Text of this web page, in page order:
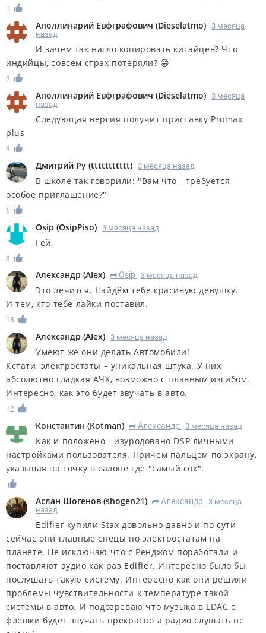
1
Аполлинарий Евфграфович (Dieselatmo)
3 месяца
назад
И зачем так нагло копировать китайцев? Что
индийцы, совсем страх потеряли? 😁
2
Аполлинарий Евфграфович (Dieselatmo)
3 месяца
назад
Следующая версия получит приставку Promax
plus
3
Дмитрий Ру (ttttttttttt) 3 месяца назад
В школе так говорили: "Вам что - требуется
особое приглашение?"
6
Osip (OsipPiso) 3 месяца назад
Гей.
3
Александр (AIex) R Osip 3 месяца назад
Это лечится. Найдём тебе красивую девушку.
И тем, кто тебе лайки поставил.
18
Александр (AIex) 3 месяца назад
Умеют же они делать Автомобили!
Кстати, электростаты – уникальная штука. У них
абсолютно гладкая АЧХ, возможно с плавным изгибом.
Интересно, как это будет звучать в авто.
12
Константин (Kotman) R Александр 3 месяца назад
Как и положено - изуродовано DSP личными
настройками пользователя. Причем пальцем по экрану,
указывая на точку в салоне где "самый сок".
Аслан Шогенов (shogen21) R Александр
3 месяца
назад
Edifier купили Stax довольно давно и по сути
сейчас они главные спецы по электростатам на
планете. Не исключаю что с Ренджом поработали и
поставляют аудио как раз Edifier. Интересно было бы
послушать такую систему. Интересно как они решили
проблемы чувствительности к температуре такой
системы в авто. И подозреваю что музыка в LDAC с
флешки будет звучать прекрасно а радио слушать не